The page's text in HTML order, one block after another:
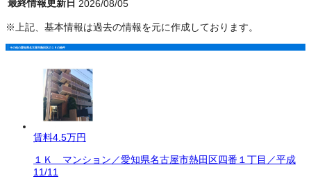
最終情報更新日 2026/08/05
※上記、基本情報は過去の情報を元に作成しております。
その他の愛知県名古屋市熱田区の１Ｒの物件
賃料4.5万円
１Ｋ マンション／愛知県名古屋市熱田区四番１丁目／平成
11/11